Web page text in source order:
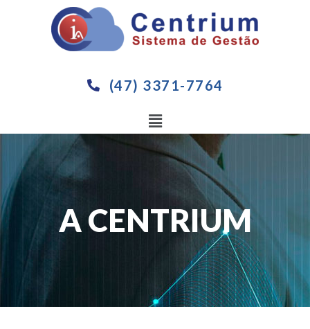
(47) 3371-7764
A CENTRIUM